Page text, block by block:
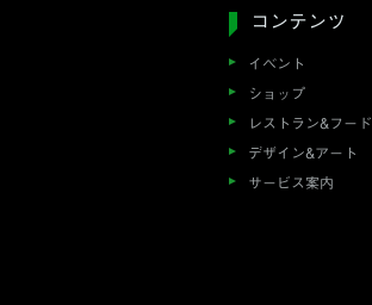
コンテンツ
イベント
ショップ
レストラン&フード
デザイン&アート
サービス案内